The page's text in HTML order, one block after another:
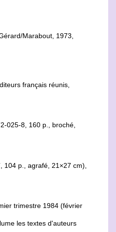
Marabout, 1973,
français réunis,
025-8, 160 p., broché,
104 p., agrafé, 21×27 cm),
trimestre 1984 (février
les textes d'auteurs